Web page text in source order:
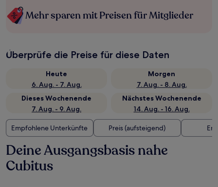
Mehr sparen mit Preisen für Mitglieder
Überprüfe die Preise für diese Daten
Heute
6. Aug. - 7. Aug.
Morgen
7. Aug. - 8. Aug.
Dieses Wochenende
7. Aug. - 9. Aug.
Nächstes Wochenende
14. Aug. - 16. Aug.
Empfohlene Unterkünfte Preis (aufsteigend)
Deine Ausgangsbasis nahe
Cubitus